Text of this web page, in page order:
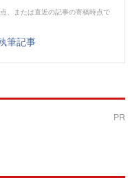
、または直近の記事の寄稿時点で
筆記事
PR